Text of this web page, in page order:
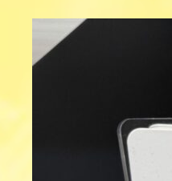
新